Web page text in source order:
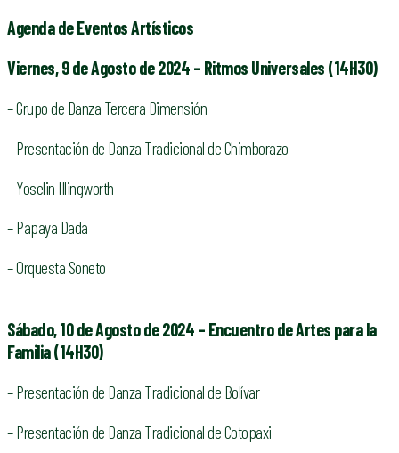
Agendade Eventos Artísticos
Viernes, 9de Agostode 2024 – Ritmos Universales (14H30)
– Grupo de Danza Tercera Dimensión
– Presentación de Danza Tradicional de Chimborazo
– Yoselin Illingworth
– Papaya Dada
– Orquesta Soneto
Sábado, 10de Agostode 2024 – Encuentrode Artes parala
Familia (14H30)
– Presentación de Danza Tradicional de Bolívar
– Presentación de Danza Tradicional de Cotopaxi